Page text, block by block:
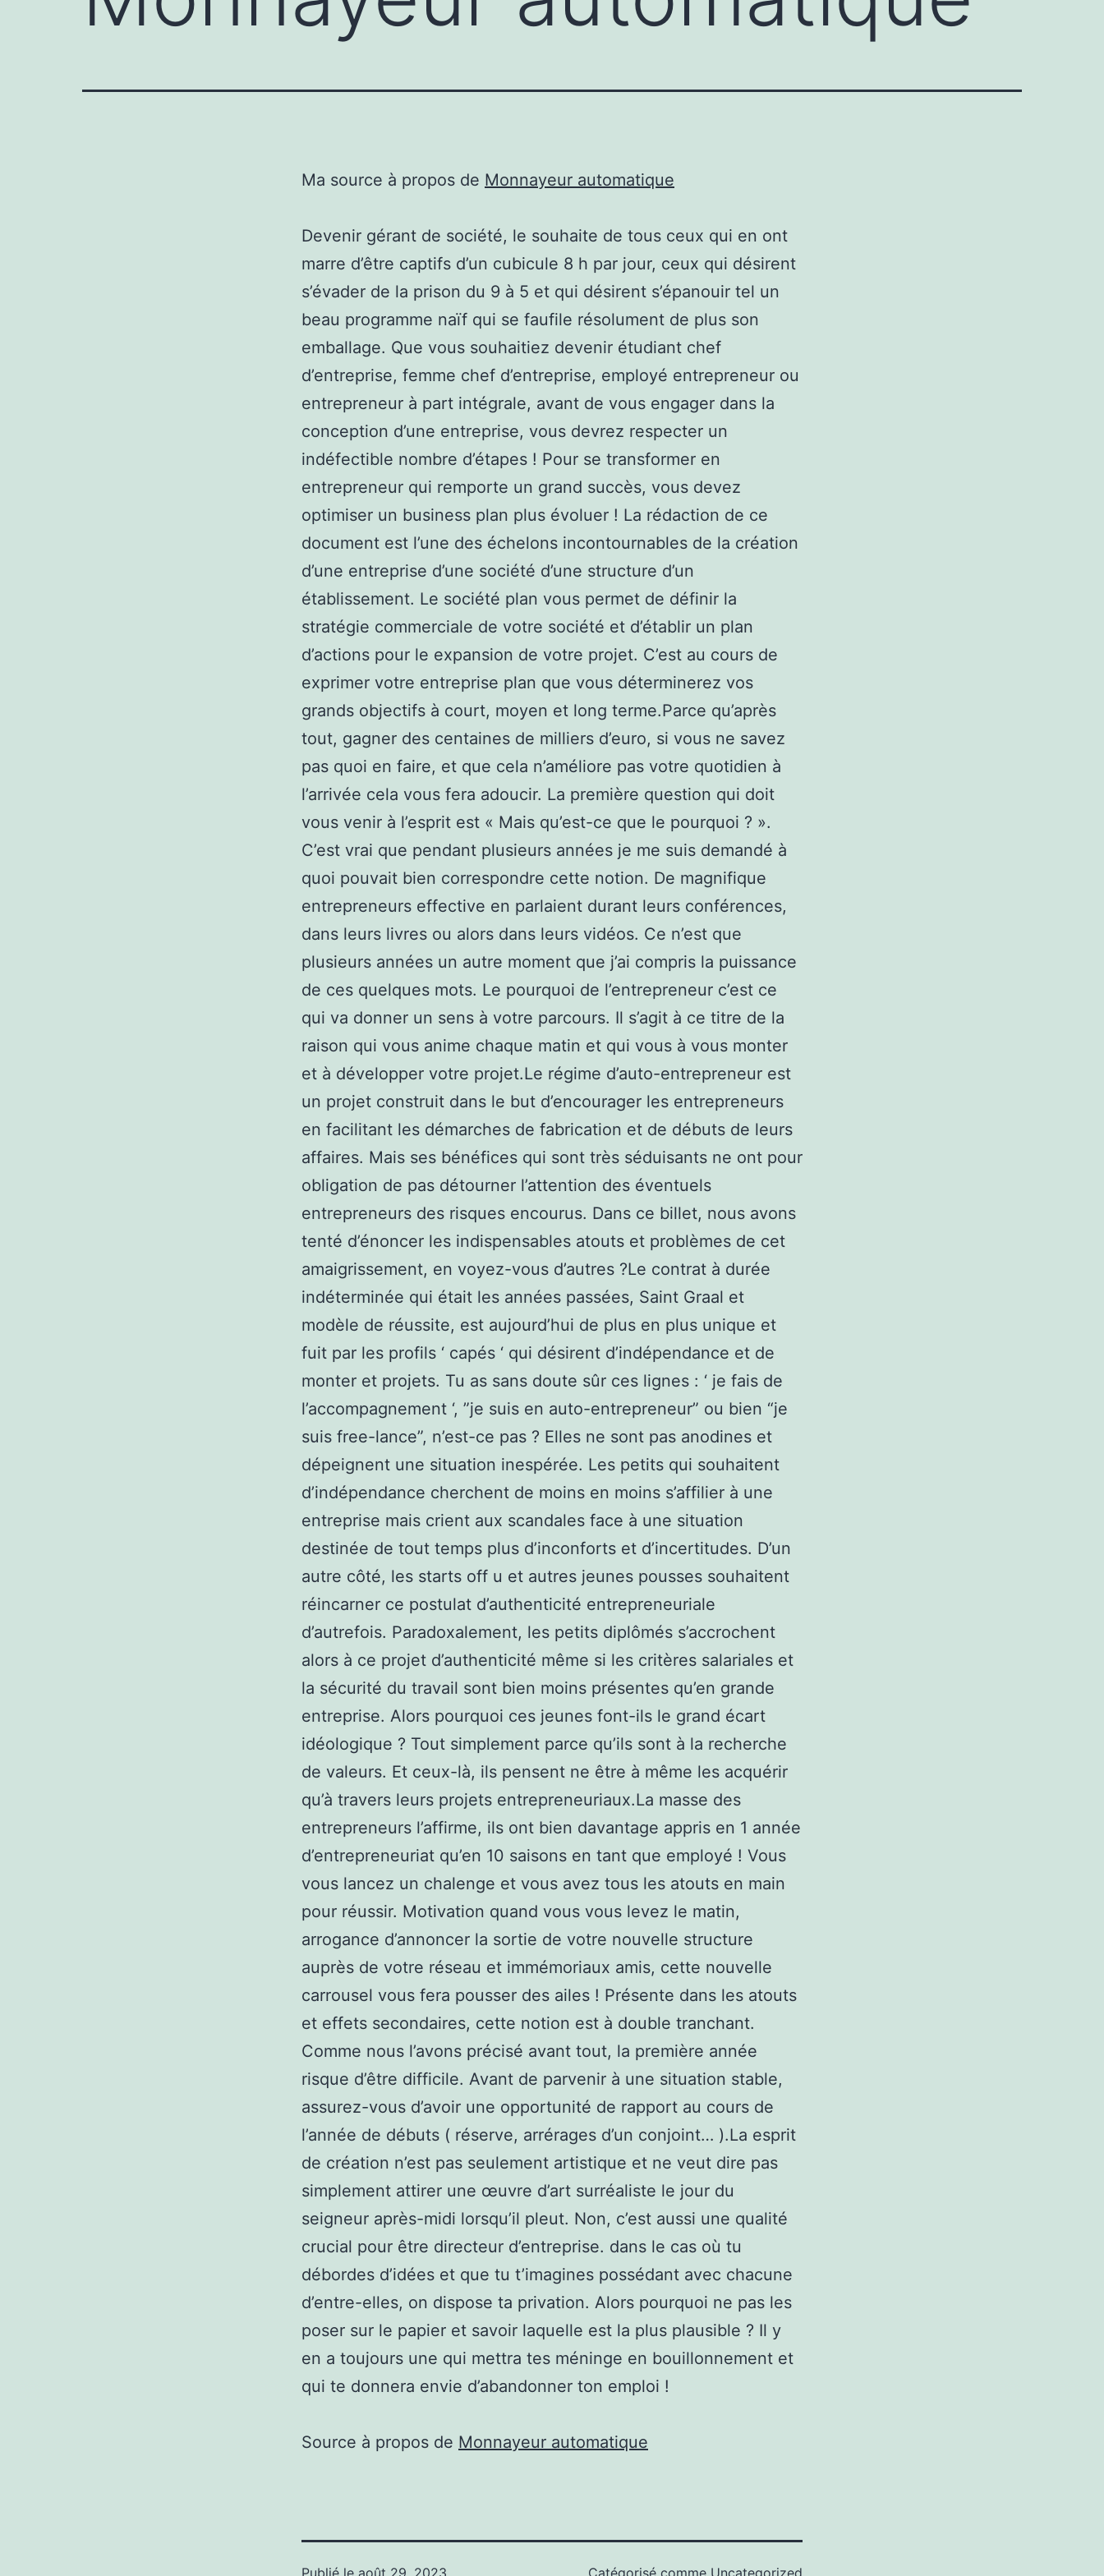
Ma source à propos de Monnayeur automatique
Devenir gérant de société, le souhaite de tous ceux qui en ont
marre d’être captifs d’un cubicule 8 h par jour, ceux qui désirent
s’évader de la prison du 9 à 5 et qui désirent s’épanouir tel un
beau programme naïf qui se faufile résolument de plus son
emballage. Que vous souhaitiez devenir étudiant chef
d’entreprise, femme chef d’entreprise, employé entrepreneur ou
entrepreneur à part intégrale, avant de vous engager dans la
conception d’une entreprise, vous devrez respecter un
indéfectible nombre d’étapes ! Pour se transformer en
entrepreneur qui remporte un grand succès, vous devez
optimiser un business plan plus évoluer ! La rédaction de ce
document est l’une des échelons incontournables de la création
d’une entreprise d’une société d’une structure d’un
établissement. Le société plan vous permet de définir la
stratégie commerciale de votre société et d’établir un plan
d’actions pour le expansion de votre projet. C’est au cours de
exprimer votre entreprise plan que vous déterminerez vos
grands objectifs à court, moyen et long terme.Parce qu’après
tout, gagner des centaines de milliers d’euro, si vous ne savez
pas quoi en faire, et que cela n’améliore pas votre quotidien à
l’arrivée cela vous fera adoucir. La première question qui doit
vous venir à l’esprit est « Mais qu’est-ce que le pourquoi ? ».
C’est vrai que pendant plusieurs années je me suis demandé à
quoi pouvait bien correspondre cette notion. De magnifique
entrepreneurs effective en parlaient durant leurs conférences,
dans leurs livres ou alors dans leurs vidéos. Ce n’est que
plusieurs années un autre moment que j’ai compris la puissance
de ces quelques mots. Le pourquoi de l’entrepreneur c’est ce
qui va donner un sens à votre parcours. Il s’agit à ce titre de la
raison qui vous anime chaque matin et qui vous à vous monter
et à développer votre projet.Le régime d’auto-entrepreneur est
un projet construit dans le but d’encourager les entrepreneurs
en facilitant les démarches de fabrication et de débuts de leurs
affaires. Mais ses bénéfices qui sont très séduisants ne ont pour
obligation de pas détourner l’attention des éventuels
entrepreneurs des risques encourus. Dans ce billet, nous avons
tenté d’énoncer les indispensables atouts et problèmes de cet
amaigrissement, en voyez-vous d’autres ?Le contrat à durée
indéterminée qui était les années passées, Saint Graal et
modèle de réussite, est aujourd’hui de plus en plus unique et
fuit par les profils ‘ capés ‘ qui désirent d’indépendance et de
monter et projets. Tu as sans doute sûr ces lignes : ‘ je fais de
l’accompagnement ‘, ”je suis en auto-entrepreneur” ou bien “je
suis free-lance”, n’est-ce pas ? Elles ne sont pas anodines et
dépeignent une situation inespérée. Les petits qui souhaitent
d’indépendance cherchent de moins en moins s’affilier à une
entreprise mais crient aux scandales face à une situation
destinée de tout temps plus d’inconforts et d’incertitudes. D’un
autre côté, les starts off u et autres jeunes pousses souhaitent
réincarner ce postulat d’authenticité entrepreneuriale
d’autrefois. Paradoxalement, les petits diplômés s’accrochent
alors à ce projet d’authenticité même si les critères salariales et
la sécurité du travail sont bien moins présentes qu’en grande
entreprise. Alors pourquoi ces jeunes font-ils le grand écart
idéologique ? Tout simplement parce qu’ils sont à la recherche
de valeurs. Et ceux-là, ils pensent ne être à même les acquérir
qu’à travers leurs projets entrepreneuriaux.La masse des
entrepreneurs l’affirme, ils ont bien davantage appris en 1 année
d’entrepreneuriat qu’en 10 saisons en tant que employé ! Vous
vous lancez un chalenge et vous avez tous les atouts en main
pour réussir. Motivation quand vous vous levez le matin,
arrogance d’annoncer la sortie de votre nouvelle structure
auprès de votre réseau et immémoriaux amis, cette nouvelle
carrousel vous fera pousser des ailes ! Présente dans les atouts
et effets secondaires, cette notion est à double tranchant.
Comme nous l’avons précisé avant tout, la première année
risque d’être difficile. Avant de parvenir à une situation stable,
assurez-vous d’avoir une opportunité de rapport au cours de
l’année de débuts ( réserve, arrérages d’un conjoint… ).La esprit
de création n’est pas seulement artistique et ne veut dire pas
simplement attirer une œuvre d’art surréaliste le jour du
seigneur après-midi lorsqu’il pleut. Non, c’est aussi une qualité
crucial pour être directeur d’entreprise. dans le cas où tu
débordes d’idées et que tu t’imagines possédant avec chacune
d’entre-elles, on dispose ta privation. Alors pourquoi ne pas les
poser sur le papier et savoir laquelle est la plus plausible ? Il y
en a toujours une qui mettra tes méninge en bouillonnement et
qui te donnera envie d’abandonner ton emploi !
Source à propos de Monnayeur automatique
Publié le août 29, 2023 Catégorisé comme Uncategorized